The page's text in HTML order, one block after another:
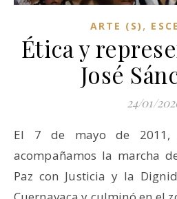
ARTE (S) ,
Ética y
José
24/01/
El 7 de mayo de 2011, miles de personas
acompañamos la marcha
Paz con Justicia y la